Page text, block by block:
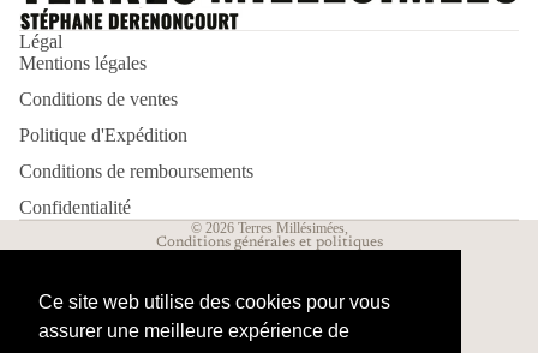
Ce site web utilise des cookies pour vous
assurer une meilleure expérience de
Légal
Mentions légales
Conditions de ventes
Politique d'Expédition
Conditions de remboursements
Confidentialité
© 2026 Terres Millésimées,
Conditions générales et politiques
Politique d’expédition
Politique de confidentialité
Mentions légales
Conditions d’utilisation
Conditions générales de vente
Coordonnées